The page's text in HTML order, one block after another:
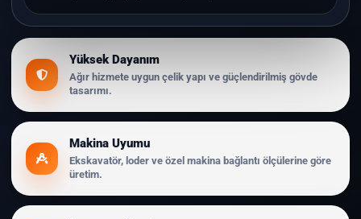
Yüksek Dayanım
Ağır hizmete uygun çelik yapı ve güçlendirilmiş gövde
tasarımı.
Makina Uyumu
Ekskavatör, loder ve özel makina bağlantı ölçülerine göre
üretim.